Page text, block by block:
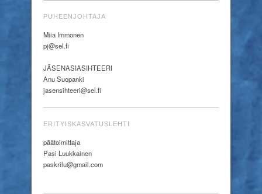
PUHEENJOHTAJA
Miia Immonen
pj@sel.fi
JÄSENASIASIHTEERI
Anu Suopanki
jasensihteeri@sel.fi
ERITYISKASVATUSLEHTI
päätoimittaja
Pasi Luukkainen
paskrilu@gmail.com